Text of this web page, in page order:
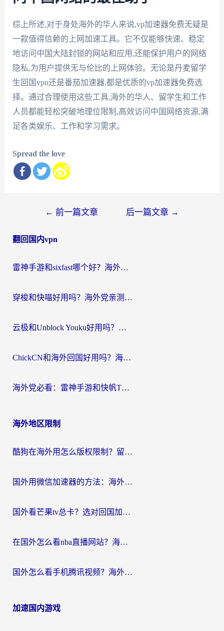
综上所述,对于身处海外的华人来说,vp加速器免费无疑是
一款值得信赖的上网加速工具。它不仅能够快速、稳定
地访问中国大陆封锁的网站和应用,还能保护用户的网络
隐私,为用户提供无与伦比的上网体验。无论是丹麦留学
生回国vpn还是番茄加速器,都是优质的vp加速器免费选
择。通过合理使用这些工具,海外的华人、留学生和工作
人员都能轻松突破地理位限制,高效访问中国网络资源,满
足各类娱乐、工作和学习需求。
Spread the love
导
← 前一篇文章 后一篇文章 →
翻回国内vpn
雷神手游和sixfast哪个好？海外党亲测3款回国加速器，教你选对不踩坑
穿梭和快喵好用吗？海外党亲测：小众加速器对比+番茄加速器深度体验
云极和Unblock Youku好用吗？海外党亲测+2026回国加速器避坑指南
ChickCN和海外回国好用吗？海外党2026亲测：从手游到影音，选对加速器的3个关键
海外党必看：雷神手游和快帆TV版好用吗？3步选对回国加速器不踩坑
海外地区限制
酷狗在海外用怎么版权限制？留学生亲测：3步解决听国内音乐难题
国外用微信加速器的方法：海外党无缝连接国内生活的实用指南
国外看芒果tv总卡？选对回国加速器，轻松追《浪姐》不费劲
在国外怎么看nba直播网站？海外党专属体育观赛指南，告别地区限制！
国外怎么看手机腾讯视频？海外党亲测有效的追剧加速器选择指南
加速国内游戏